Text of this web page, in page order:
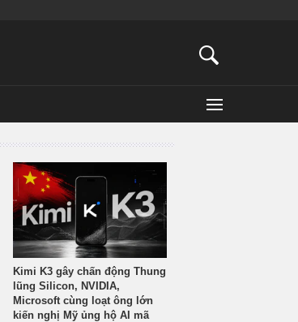
Kimi K3 gây chấn động Thung
lũng Silicon, NVIDIA,
Microsoft cùng loạt ông lớn
kiến nghị Mỹ ủng hộ AI mã